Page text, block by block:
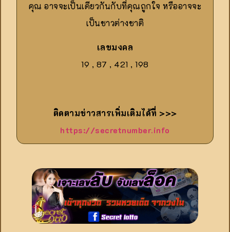
คุณ อาจจะเป็นเดียวกันกับที่คุณถูกใจ หรืออาจจะ
เป็นชาวต่างชาติ
เลขมงคล
19 , 87 , 421 , 198
ติดตามข่าวสารเพิ่มเติมได้ที่ >>>
https://secretnumber.info